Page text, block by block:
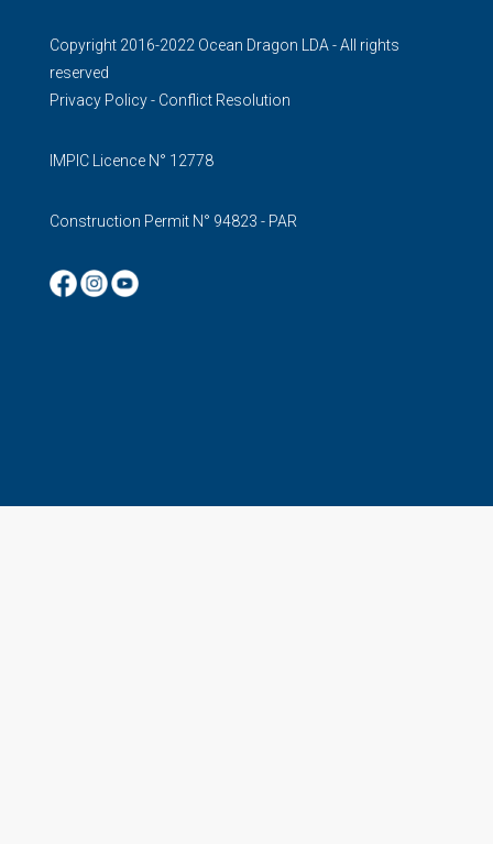
Copyright 2016-2022 Ocean Dragon LDA - All rights
reserved
Privacy Policy- Conflict Resolution
IMPIC Licence N° 12778
Construction Permit N° 94823 - PAR